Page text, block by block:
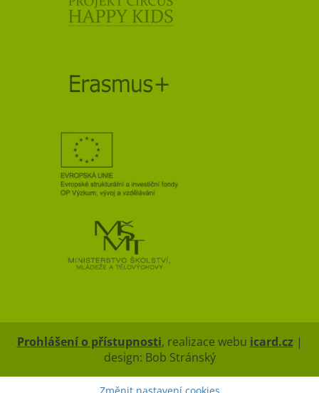
Prohlášení o přístupnosti, realizace webu icard.cz|
design: Bob Stránský